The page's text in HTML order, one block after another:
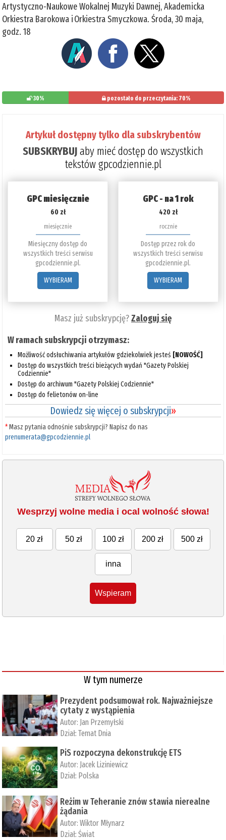
Artystyczno-Naukowe Wokalnej Muzyki Dawnej, Akademicka
Orkiestra Barokowa i Orkiestra Smyczkowa. Środa, 30 maja,
godz. 18
30% pozostało do przeczytania: 70%
Artykuł dostępny tylko dla subskrybentów
SUBSKRYBUJaby mieć dostęp do wszystkich
tekstów gpcodziennie.pl
GPC miesięcznie
60 zł
miesięcznie
Miesięczny dostęp do
wszystkich treści serwisu
gpcodziennie.pl.
WYBIERAM
GPC - na 1 rok
420 zł
rocznie
Dostęp przez rok do
wszystkich treści serwisu
gpcodziennie.pl.
WYBIERAM
Masz już subskrypcję?Zaloguj się
W ramach subskrypcji otrzymasz:
Możliwość odsłuchiwania artykułów gdziekolwiek jesteś [NOWOŚĆ]
Dostęp do wszystkich treści bieżących wydań "Gazety Polskiej
Codziennie"
Dostęp do archiwum "Gazety Polskiej Codziennie"
Dostęp do felietonów on-line
Dowiedz się więcej o subskrypcji»
*Masz pytania odnośnie subskrypcji? Napisz do nas
prenumerata@gpcodziennie.pl
Wesprzyj wolne media i ocal wolność słowa!
20 zł 50 zł 100 zł 200 zł 500 zł
inna
Wspieram
W tym numerze
Prezydent podsumował rok. Najważniejsze
cytaty z wystąpienia
Autor: Jan Przemyłski
Dział:Temat Dnia
PiS rozpoczyna dekonstrukcję ETS
Autor: Jacek Liziniewicz
Dział: Polska
Reżim w Teheranie znów stawia nierealne
żądania
Autor:Wiktor Młynarz
Dział:Świat